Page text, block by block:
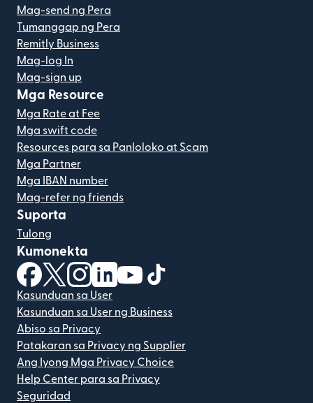
Mag-send ng Pera
Tumanggap ng Pera
Remitly Business
Mag-log In
Mag-sign up
Mga Resource
Mga Rate at Fee
Mga swift code
Resources para sa Panloloko at Scam
Mga Partner
Mga IBAN number
Mag-refer ng friends
Suporta
Tulong
Kumonekta
(bubukas sa bagong window)
(bubukas sa bagong window)
(bubukas sa bagong window)
(bubukas sa bagong window)
(bubukas sa bagong window)
Kasunduan sa User
Kasunduan sa User ng Business
Abiso sa Privacy
Patakaran sa Privacy ng Supplier
Ang Iyong Mga Privacy Choice
Help Center para sa Privacy
Seguridad